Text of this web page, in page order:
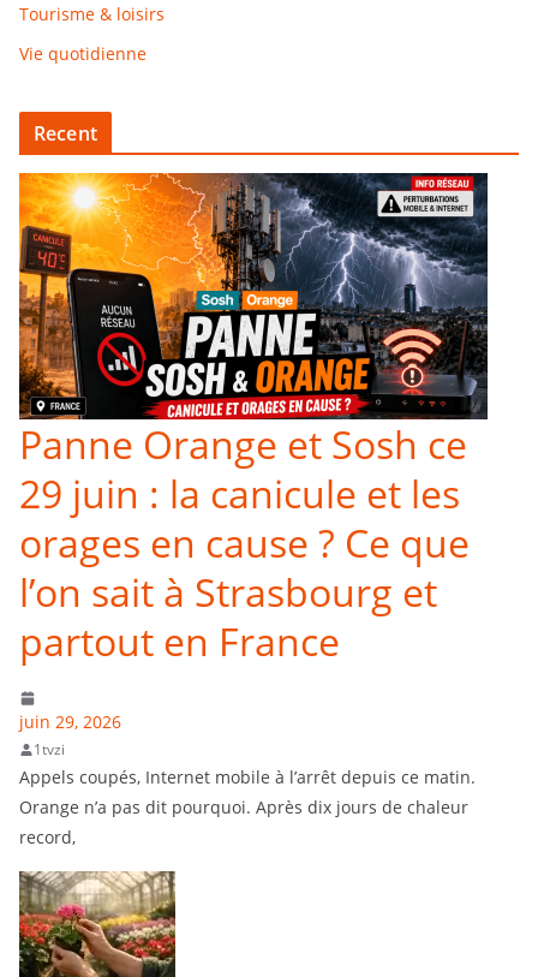
Tourisme & loisirs
Vie quotidienne
Recent
Panne Orange et Sosh ce
29 juin : la canicule et les
orages en cause ? Ce que
l’on sait à Strasbourg et
partout en France
juin 29, 2026
1tvzi
Appels coupés, Internet mobile à l’arrêt depuis ce matin.
Orange n’a pas dit pourquoi. Après dix jours de chaleur
record,